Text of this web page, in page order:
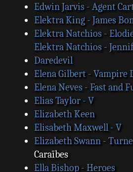
Edwin Jarvis - Agent
Elektra King - James
Elektra Natchios -
Elektra Natchios -
Daredevil
Elena Gilbert - Vampire
Elena Neves - Fast and
Elias Taylor - V
Elizabeth Keen
Elisabeth Maxwell - V
Elizabeth Swann -
Caraïbes
Ella Bishop - Heroes